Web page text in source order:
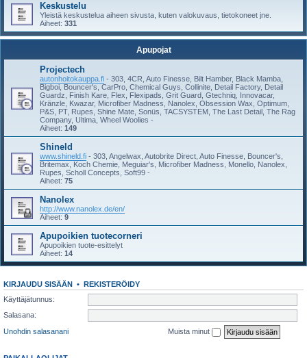
Keskustelu
Yleistä keskustelua aiheen sivusta, kuten valokuvaus, tietokoneet jne.
Aiheet: 331
Apupojat
Projectech
autonhoitokauppa.fi - 303, 4CR, Auto Finesse, Bilt Hamber, Black Mamba,
Bigboi, Bouncer's, CarPro, Chemical Guys, Collinite, Detail Factory, Detail
Guardz, Finish Kare, Flex, Flexipads, Grit Guard, Gtechniq, Innovacar,
Kränzle, Kwazar, Microfiber Madness, Nanolex, Obsession Wax, Optimum,
P&S, PT, Rupes, Shine Mate, Sonüs, TACSYSTEM, The Last Detail, The Rag
Company, Ultima, Wheel Woolies -
Aiheet: 149
Shineld
www.shineld.fi - 303, Angelwax, Autobrite Direct, Auto Finesse, Bouncer's,
Britemax, Koch Chemie, Meguiar's, Microfiber Madness, Monello, Nanolex,
Rupes, Scholl Concepts, Soft99 -
Aiheet: 75
Nanolex
http://www.nanolex.de/en/
Aiheet: 9
Apupoikien tuotecorneri
Apupoikien tuote-esittelyt
Aiheet: 14
KIRJAUDU SISÄÄN • REKISTERÖIDY
Käyttäjätunnus:
Salasana:
Unohdin salasanani
Muista minut